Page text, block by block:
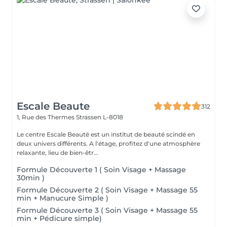
Escale Beaute
312
1, Rue des Thermes Strassen L-8018
Le centre Escale Beauté est un institut de beauté scindé en
deux univers différents. A l'étage, profitez d'une atmosphère
relaxante, lieu de bien-êtr...
Formule Découverte 1 ( Soin Visage + Massage
30min )
Formule Découverte 2 ( Soin Visage + Massage 55
min + Manucure Simple )
Formule Découverte 3 ( Soin Visage + Massage 55
min + Pédicure simple)